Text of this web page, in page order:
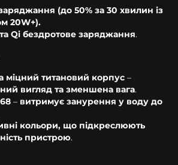
(до 50% за 30 хвилин із
20W+).
Qi бездротове заряджання.
міцний титановий корпус –
вигляд та зменшена вага.
– витримує занурення у воду до
кольори, що підкреслюють
пристрою.